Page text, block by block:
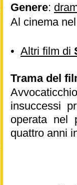
Genere:
Al cinema
• Altri film di
Trama del
insuccessi
operata nel
quattro anni